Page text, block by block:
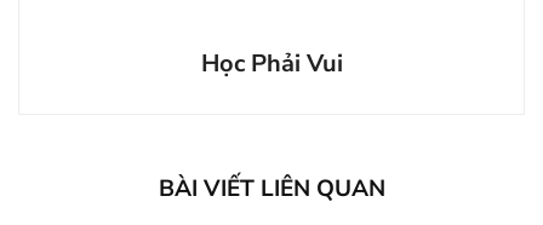
Học Phải Vui
BÀI VIẾT LIÊN QUAN